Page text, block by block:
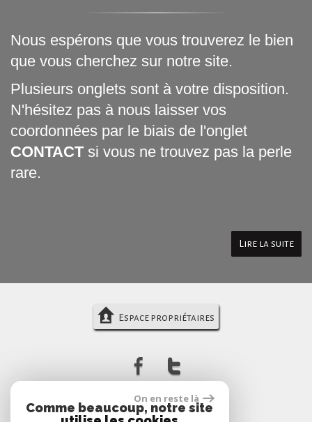
Nous espérons que vous trouverez le bien
que vous cherchez sur notre site.
Plusieurs onglets sont à votre disposition.
N'hésitez pas à nous laisser vos
coordonnées par le biais de l'onglet
CONTACTsi vous ne trouvez pas la perle
rare.
Lire la suite
Espace propriétaires
On en reste là
Comme beaucoup, notre site